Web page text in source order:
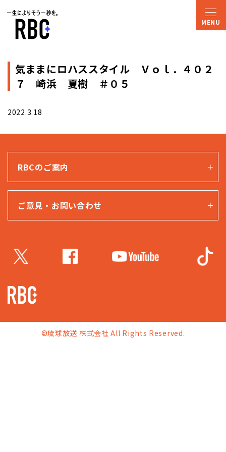
気ままにロハススタイル Ｖｏｌ．４０２
７ 崎浜 夏樹 ＃０５
2022.3.18
RBCのご案内
ご意見・お問い合わせ
©琉球放送 株式会社 All Rights Reserved.